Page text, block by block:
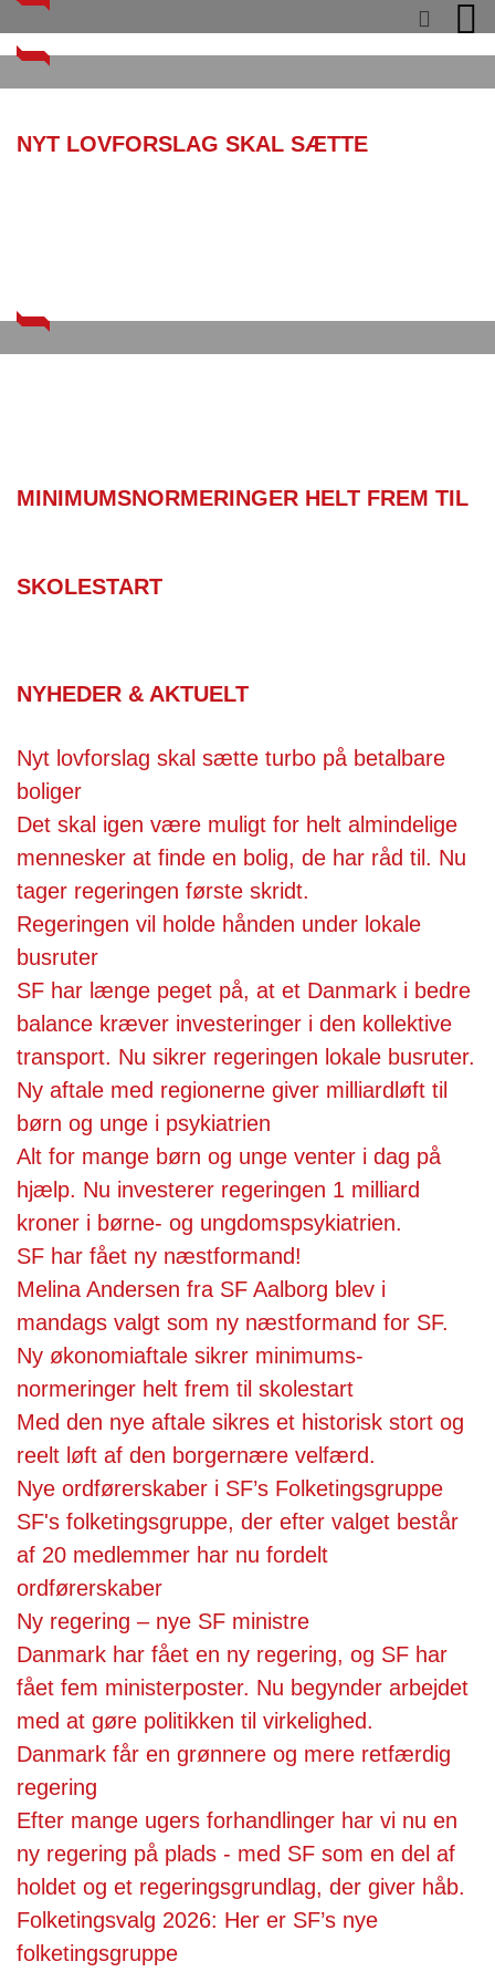
NYT LOVFORSLAG SKAL SÆTTE
MINIMUMSNORMERINGER HELT FREM TIL
SKOLESTART
NYHEDER & AKTUELT
Nyt lovforslag skal sætte turbo på betalbare
boliger
Det skal igen være muligt for helt almindelige
mennesker at finde en bolig, de har råd til. Nu
tager regeringen første skridt.
Regeringen vil holde hånden under lokale
busruter
SF har længe peget på, at et Danmark i bedre
balance kræver investeringer i den kollektive
transport. Nu sikrer regeringen lokale busruter.
Ny aftale med regionerne giver milliardløft til
børn og unge i psykiatrien
Alt for mange børn og unge venter i dag på
hjælp. Nu investerer regeringen 1 milliard
kroner i børne- og ungdomspsykiatrien.
SF har fået ny næstformand!
Melina Andersen fra SF Aalborg blev i
mandags valgt som ny næstformand for SF.
Ny økonomiaftale sikrer minimums-
normeringer helt frem til skolestart
Med den nye aftale sikres et historisk stort og
reelt løft af den borgernære velfærd.
Nye ordførerskaber i SF’s Folketingsgruppe
SF's folketingsgruppe, der efter valget består
af 20 medlemmer har nu fordelt
ordførerskaber
Ny regering – nye SF ministre
Danmark har fået en ny regering, og SF har
fået fem ministerposter. Nu begynder arbejdet
med at gøre politikken til virkelighed.
Danmark får en grønnere og mere retfærdig
regering
Efter mange ugers forhandlinger har vi nu en
ny regering på plads - med SF som en del af
holdet og et regeringsgrundlag, der giver håb.
Folketingsvalg 2026: Her er SF’s nye
folketingsgruppe